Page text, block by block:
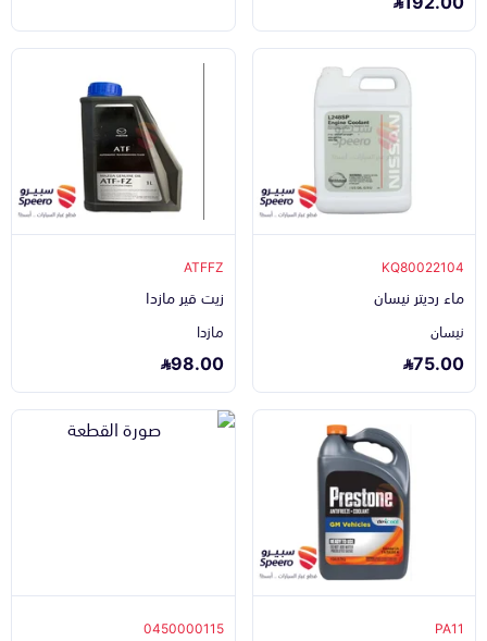
KQ80022104
ماء رديتر نيسان
نيسان
75.00
ATFFZ
زيت قير مازدا
مازدا
98.00
PA11
0450000115